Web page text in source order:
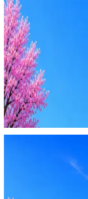
Будьте осторожны:
Google, iCloud или
запустить ПО или
Жмите Пожаловаться
Стратегия